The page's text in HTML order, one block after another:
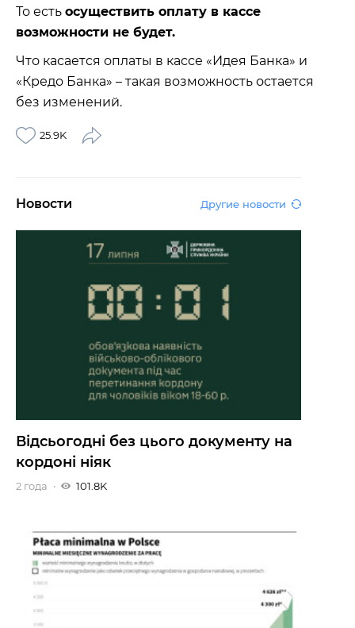
То есть осуществить оплату в кассе
возможности не будет.
Что касается оплаты в кассе «Идея Банка» и
«Кредо Банка» – такая возможность остается
без изменений.
25.9K
Новости Другие новости
Відсьогодні без цього документу на
кордоні ніяк
2 года 101.8K